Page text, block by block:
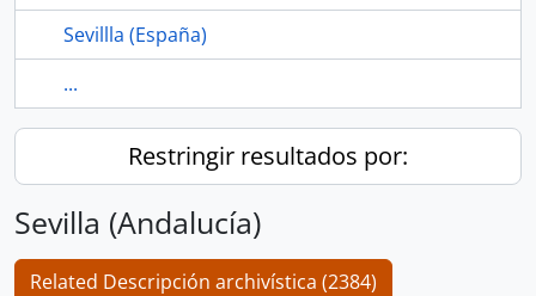
Sevillla (España)
...
Restringir resultados por:
Sevilla (Andalucía)
Related Descripción archivística (2384)